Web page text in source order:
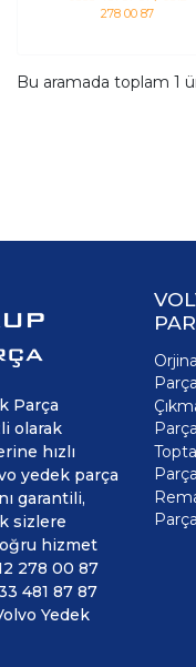
278 00 87
Bu aramada toplam 1
Parça
olarak
hızlı
yedek parça
garantili,
sizlere
hizmet
278 00 87
481 87 87
Yedek
Parça
Parça
Parça
Parça